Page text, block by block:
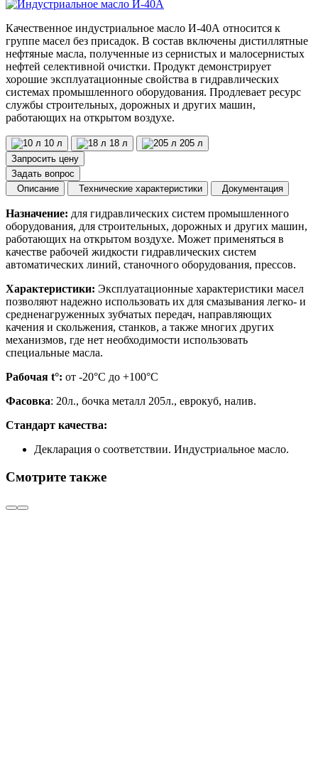
Качественное индустриальное масло И-40А относится к
группе масел без присадок. В состав включены дистиллятные
нефтяные масла, полученные из сернистых и малосернистых
нефтей селективной очистки. Продукт демонстрирует
хорошие эксплуатационные свойства в гидравлических
системах промышленного оборудования. Продлевает ресурс
службы строительных, дорожных и других машин,
работающих на открытом воздухе.
10 л 18 л
205 л
Запросить цену
Задать вопрос
Описание
Технические характеристики Документация
Назначение: для гидравлических систем промышленного
оборудования, для строительных, дорожных и других машин,
работающих на открытом воздухе. Может применяться в
качестве рабочей жидкости гидравлических систем
автоматических линий, станочного оборудования, прессов.
Характеристики: Эксплуатационные характеристики масел
позволяют надежно использовать их для смазывания легко- и
средненагруженных зубчатых передач, направляющих
качения и скольжения, станков, а также многих других
механизмов, где нет необходимости использовать
специальные масла.
Рабочая t°: от -20°С до +100°С
Фасовка: 20л., бочка металл 205л., еврокуб, налив.
Стандарт качества:
Декларация о соответствии. Индустриальное масло.
Смотрите также